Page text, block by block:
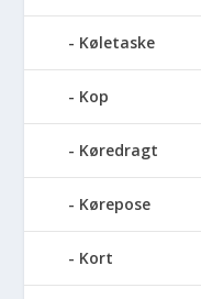
Køletaske
Kop
Køredragt
Kørepose
Kort